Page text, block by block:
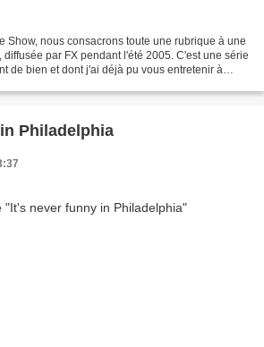
Show, nous consacrons toute une rubrique à une
par FX pendant l'été 2005. C'est une série
de bien et dont j'ai déjà pu vous entretenir à
Philadelphia